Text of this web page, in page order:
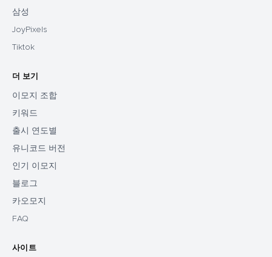
삼성
JoyPixels
Tiktok
더 보기
이모지 조합
키워드
출시 연도별
유니코드 버전
인기 이모지
블로그
카오모지
FAQ
사이트